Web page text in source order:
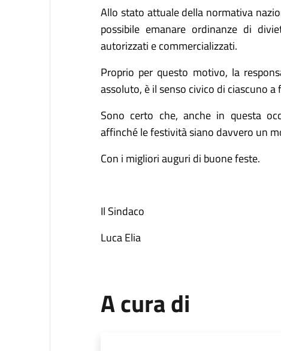
Allo stato attuale della normativa
possibile emanare ordinanze di
autorizzati e commercializzati.
Proprio per questo motivo, la
assoluto, è il senso civico di ciascuno a
Sono certo che, anche in questa
affinché le festività siano davvero un
Con i migliori auguri di buone feste.
Il Sindaco
Luca Elia
A cura di